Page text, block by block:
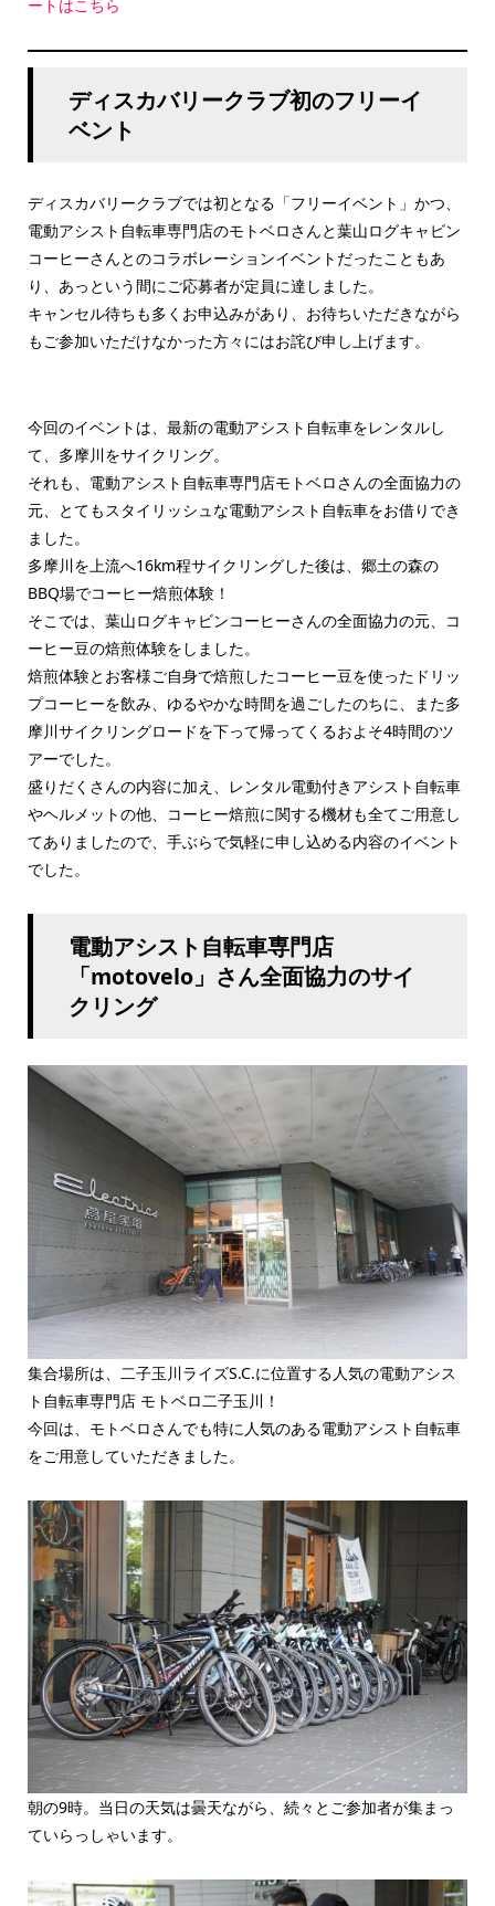
ートはこちら
ディスカバリークラブ初のフリーイ
ベント
ディスカバリークラブでは初となる「フリーイベント」かつ、
電動アシスト自転車専門店のモトベロさんと葉山ログキャビン
コーヒーさんとのコラボレーションイベントだったこともあ
り、あっという間にご応募者が定員に達しました。
キャンセル待ちも多くお申込みがあり、お待ちいただきながら
もご参加いただけなかった方々にはお詫び申し上げます。
今回のイベントは、最新の電動アシスト自転車をレンタルし
て、多摩川をサイクリング。
それも、電動アシスト自転車専門店モトベロさんの全面協力の
元、とてもスタイリッシュな電動アシスト自転車をお借りでき
ました。
多摩川を上流へ16km程サイクリングした後は、郷土の森の
BBQ場でコーヒー焙煎体験！
そこでは、葉山ログキャビンコーヒーさんの全面協力の元、コ
ーヒー豆の焙煎体験をしました。
焙煎体験とお客様ご自身で焙煎したコーヒー豆を使ったドリッ
プコーヒーを飲み、ゆるやかな時間を過ごしたのちに、また多
摩川サイクリングロードを下って帰ってくるおよそ4時間のツ
アーでした。
盛りだくさんの内容に加え、レンタル電動付きアシスト自転車
やヘルメットの他、コーヒー焙煎に関する機材も全てご用意し
てありましたので、手ぶらで気軽に申し込める内容のイベント
でした。
電動アシスト自転車専門店
「motovelo」さん全面協力のサイ
クリング
集合場所は、二子玉川ライズS.C.に位置する人気の電動アシス
ト自転車専門店 モトベロ二子玉川！
今回は、モトベロさんでも特に人気のある電動アシスト自転車
をご用意していただきました。
朝の9時。当日の天気は曇天ながら、続々とご参加者が集まっ
ていらっしゃいます。